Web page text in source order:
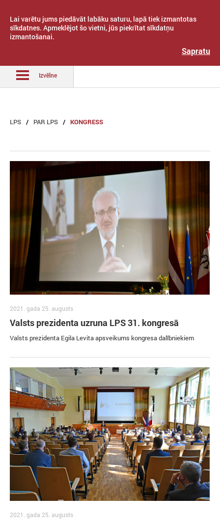
Lai varētu jums piedāvāt labāku saturu, lapā tiek izmantotas
sīkdatnes. Apmeklējot šo vietni, jūs piekrītat sīkdatņu
izmantošanai.
Sapratu
Izvēlne
LPS PAR LPS KONGRESS
2021. gada 25. augusts
Valsts prezidenta uzruna LPS 31. kongresā
Valsts prezidenta Egila Levita apsveikums kongresa dalībniekiem
2021. gada 25. augusts